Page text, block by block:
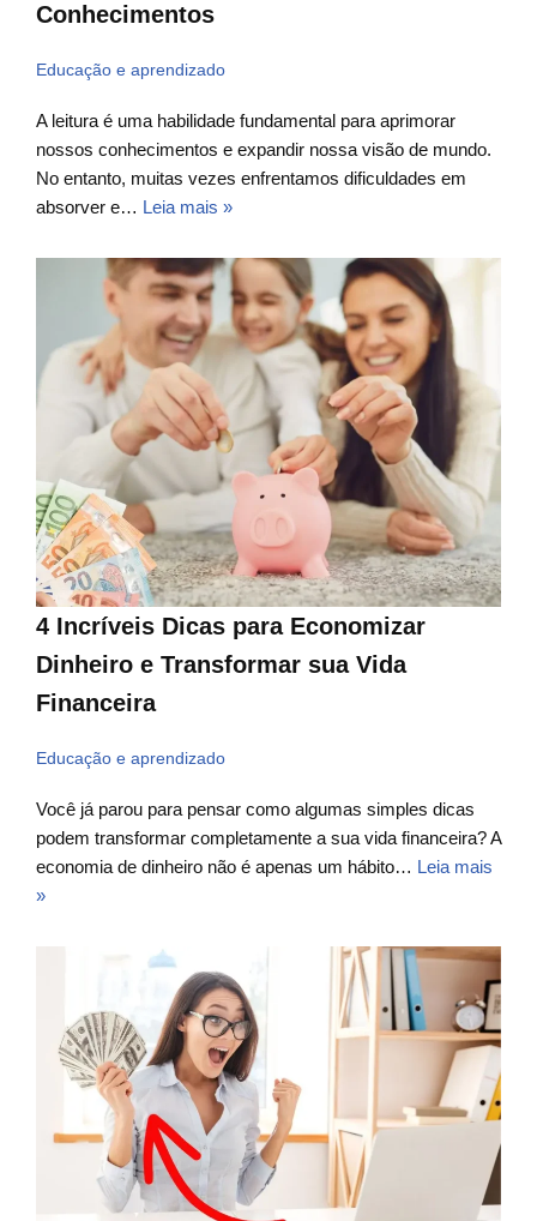
Conhecimentos
Educação e aprendizado
A leitura é uma habilidade fundamental para aprimorar
nossos conhecimentos e expandir nossa visão de mundo.
No entanto, muitas vezes enfrentamos dificuldades em
absorver e… Leia mais »
4 Incríveis Dicas para Economizar
Dinheiro e Transformar sua Vida
Financeira
Educação e aprendizado
Você já parou para pensar como algumas simples dicas
podem transformar completamente a sua vida financeira? A
economia de dinheiro não é apenas um hábito… Leia mais
»